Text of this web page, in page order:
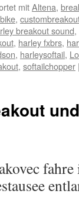
mitAltena,
,
breakout sound,
, harley fxbrs,
, harleysoftail,
, softailchopper